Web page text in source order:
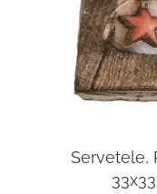
Servetele,